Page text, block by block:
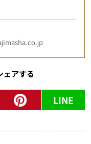
ェアする
LINE